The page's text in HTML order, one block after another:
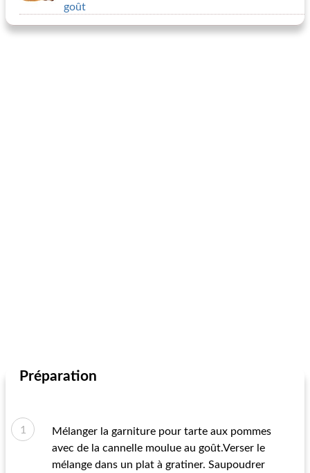
goût
Préparation
Mélanger la garniture pour tarte aux pommes
avec de la cannelle moulue au goût.Verser le
mélange dans un plat à gratiner. Saupoudrer